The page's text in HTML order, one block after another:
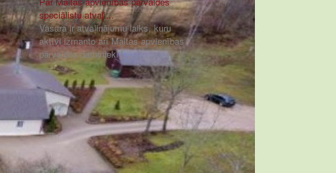
speciālistu atvaļi...
Vasara ir atvaļinājumu laiks, kuru
aktīvi izmanto arī Maltas apvienības
pārvaldes darbinieki [ ... ]